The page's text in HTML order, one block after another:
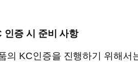
인증 시 준비 사항
의 KC인증을 진행하기 위해서